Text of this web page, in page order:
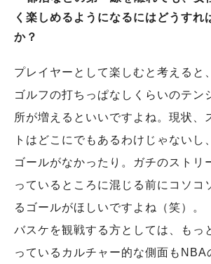
く楽しめるようになるにはどうすれ
か？
プレイヤーとして楽しむと考えると
ゴルフの打ちっぱなしくらいのテン
所が増えるといいですよね。現状、
トはどこにでもあるわけじゃないし
ゴールがなかったり。ガチのストリ
っているところに混じる前にコソコ
るゴールがほしいですよね（笑）。
バスケを観戦する方としては、もっ
っているカルチャー的な側面もNBA